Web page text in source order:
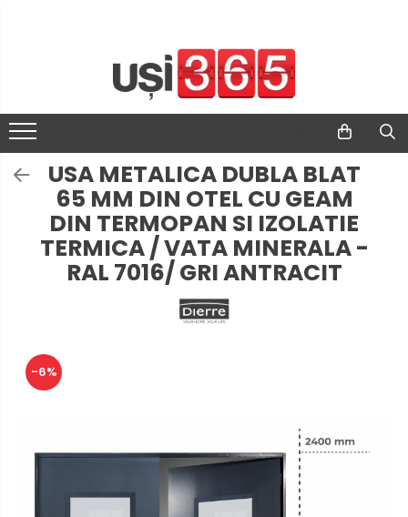
USA METALICA DUBLA BLAT
65 MM DIN OTEL CU GEAM
DIN TERMOPAN SI IZOLATIE
TERMICA / VATA MINERALA -
RAL 7016/ GRI ANTRACIT
-6%